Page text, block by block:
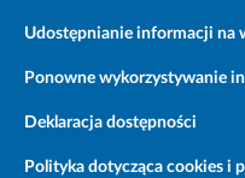
Udostępnianie informacji na
Ponowne wykorzystywanie
Deklaracja dostępności
Polityka dotycząca cookies i